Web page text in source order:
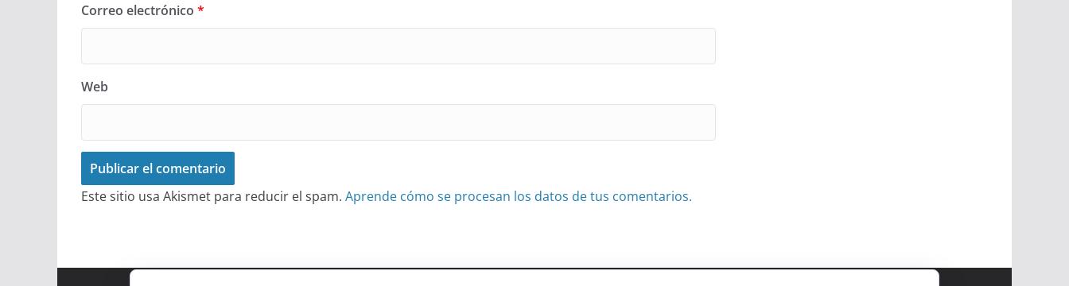
Correo electrónico *
Web
Este sitio usa Akismet para reducir el spam. Aprende cómo se procesan los datos de tus comentarios.